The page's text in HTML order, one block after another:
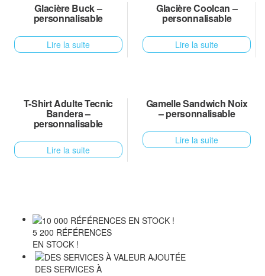
Glacière Buck –
personnalisable
Lire la suite
Glacière Coolcan –
personnalisable
Lire la suite
T-Shirt Adulte Tecnic
Bandera –
personnalisable
Lire la suite
Gamelle Sandwich Noix
– personnalisable
Lire la suite
5 200 RÉFÉRENCES
EN STOCK !
DES SERVICES À